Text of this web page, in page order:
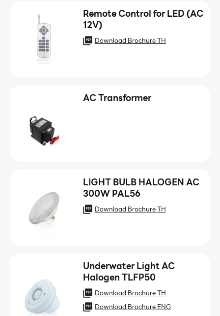
Remote Control for LED (AC
12V)
Download Brochure TH
AC Transformer
LIGHT BULB HALOGEN AC
300W PAL56
Download Brochure TH
Underwater Light AC
Halogen TLFP50
Download Brochure TH
Download Brochure ENG